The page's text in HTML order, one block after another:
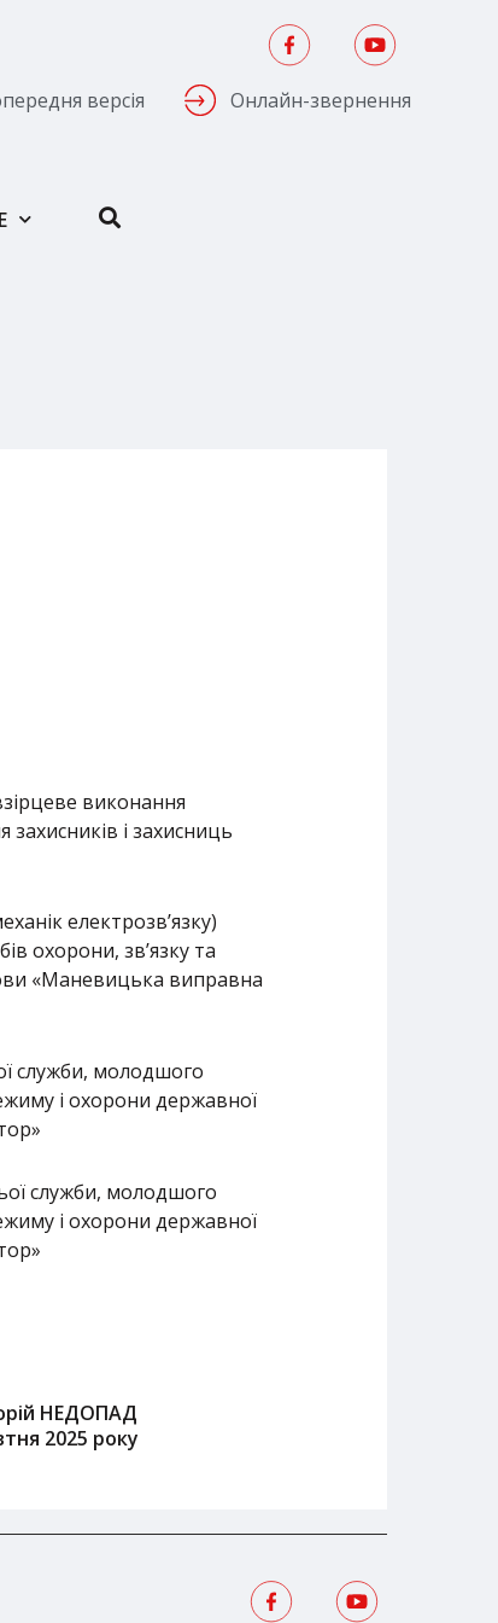
версія Онлайн-звернення
виконання
захисників і захисниць
електрозв’язку)
охорони, зв’язку та
«Маневицька виправна
служби, молодшого
і охорони державної
служби, молодшого
і охорони державної
НЕДОПАД
2025 року